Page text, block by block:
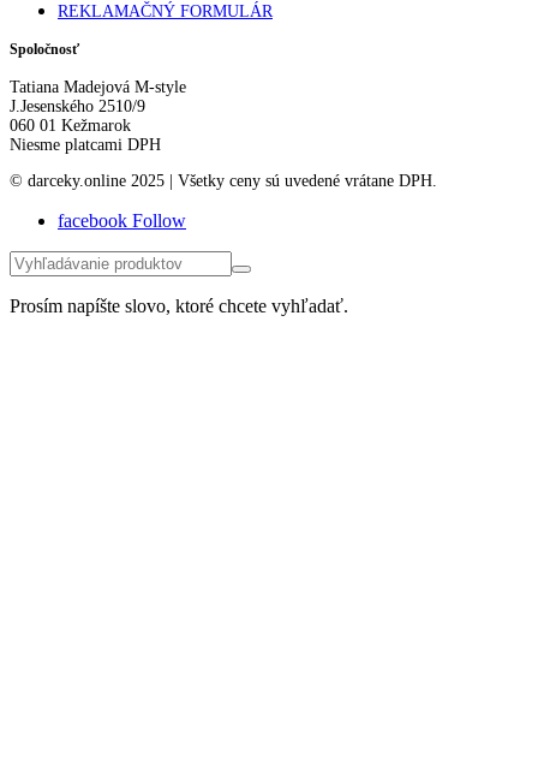
REKLAMAČNÝ FORMULÁR
Spoločnosť
Tatiana Madejová M-style
J.Jesenského 2510/9
060 01 Kežmarok
Niesme platcami DPH
© darceky.online 2025 | Všetky ceny sú uvedené vrátane DPH.
facebook Follow
Prosím napíšte slovo, ktoré chcete vyhľadať.